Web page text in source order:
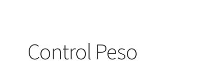
Control Peso